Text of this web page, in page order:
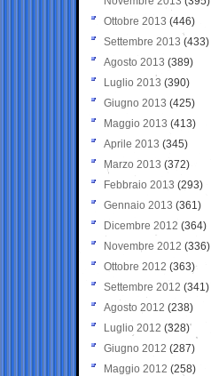
Ottobre 2013 (446)
Settembre 2013 (433)
Agosto 2013 (389)
Luglio 2013 (390)
Giugno 2013 (425)
Maggio 2013 (413)
Aprile 2013 (345)
Marzo 2013 (372)
Febbraio 2013 (293)
Gennaio 2013 (361)
Dicembre 2012 (364)
Novembre 2012 (336)
Ottobre 2012 (363)
Settembre 2012 (341)
Agosto 2012 (238)
Luglio 2012 (328)
Giugno 2012 (287)
Maggio 2012 (258)